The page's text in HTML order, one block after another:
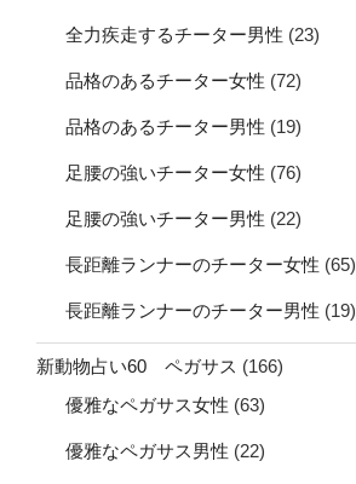
全力疾走するチーター男性 (23)
品格のあるチーター女性 (72)
品格のあるチーター男性 (19)
足腰の強いチーター女性 (76)
足腰の強いチーター男性 (22)
長距離ランナーのチーター女性 (65)
長距離ランナーのチーター男性 (19)
新動物占い60 ペガサス (166)
優雅なペガサス女性 (63)
優雅なペガサス男性 (22)